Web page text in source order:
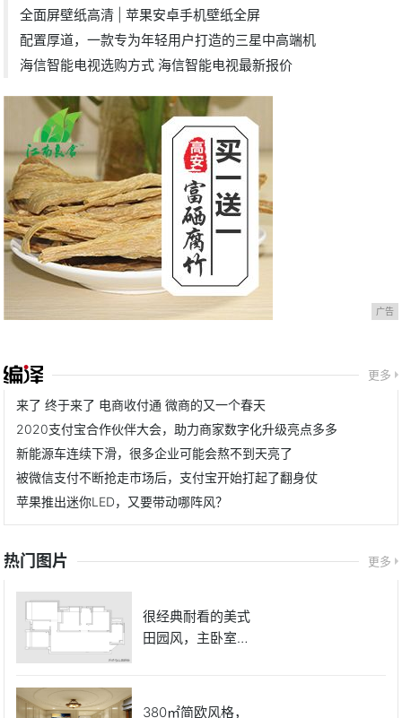
全面屏壁纸高清 | 苹果安卓手机壁纸全屏
配置厚道，一款专为年轻用户打造的三星中高端机
海信智能电视选购方式 海信智能电视最新报价
广告
更多
来了 终于来了 电商收付通 微商的又一个春天
2020支付宝合作伙伴大会，助力商家数字化升级亮点多多
新能源车连续下滑，很多企业可能会熬不到天亮了
被微信支付不断抢走市场后，支付宝开始打起了翻身仗
苹果推出迷你LED，又要带动哪阵风？
热门图片 更多
很经典耐看的美式
田园风，主卧室的
380㎡简欧风格，